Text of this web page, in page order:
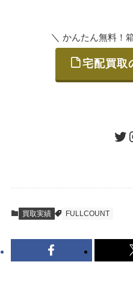
ご発送
査定結果の
到着即日に査定い
得いただければ、最
＼ かんたん無料！
宅配買取
ツイッターイ
買取実績 FULLCOUNT